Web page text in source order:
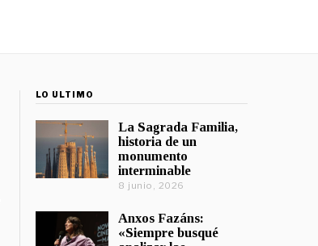
LO ÚLTIMO
La Sagrada Familia,
historia de un
monumento
interminable
8 junio, 2026
Anxos Fazáns:
«Siempre busqué